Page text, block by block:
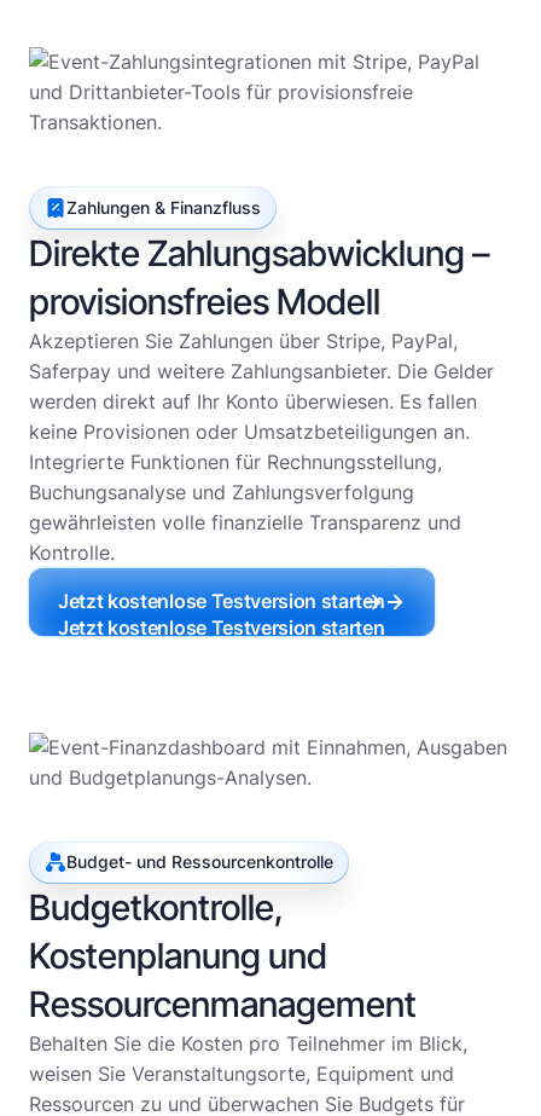
Zahlungen & Finanzfluss
Direkte Zahlungsabwicklung –
provisionsfreies Modell
Akzeptieren Sie Zahlungen über Stripe, PayPal,
Saferpay und weitere Zahlungsanbieter. Die Gelder
werden direkt auf Ihr Konto überwiesen. Es fallen
keine Provisionen oder Umsatzbeteiligungen an.
Integrierte Funktionen für Rechnungsstellung,
Buchungsanalyse und Zahlungsverfolgung
gewährleisten volle finanzielle Transparenz und
Kontrolle.
Jetzt kostenlose Testversion starten
Jetzt kostenlose Testversion starten
Budget- und Ressourcenkontrolle
Budgetkontrolle,
Kostenplanung und
Ressourcenmanagement
Behalten Sie die Kosten pro Teilnehmer im Blick,
weisen Sie Veranstaltungsorte, Equipment und
Ressourcen zu und überwachen Sie Budgets für